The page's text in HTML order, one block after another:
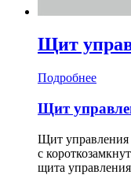
Щит
Подробнее
Щит
Щит управления
с
щита